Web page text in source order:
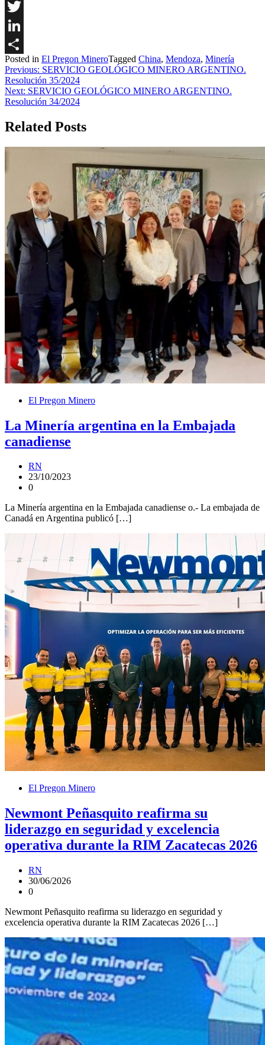
Facebook
Twitter
LinkedIn
Share
Posted in El Pregon MineroTagged China, Mendoza, Minería
Navegación
de
entradas
Previous: SERVICIO GEOLÓGICO MINERO ARGENTINO.
Resolución 35/2024
Next: SERVICIO GEOLÓGICO MINERO ARGENTINO.
Resolución 34/2024
Related Posts
El Pregon Minero
La Minería argentina en la Embajada
canadiense
RN
23/10/2023
0
La Minería argentina en la Embajada canadiense o.- La embajada de
Canadá en Argentina publicó […]
El Pregon Minero
Newmont Peñasquito reafirma su
liderazgo en seguridad y excelencia
operativa durante la RIM Zacatecas 2026
RN
30/06/2026
0
Newmont Peñasquito reafirma su liderazgo en seguridad y
excelencia operativa durante la RIM Zacatecas 2026 […]